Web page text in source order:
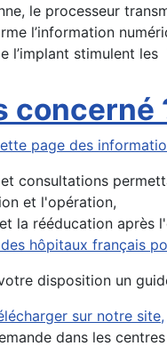
le processeur
l’information
l’implant stimulent
concerné
page des
consultations
et l'opération,
la rééducation après
hôpitaux français
disposition un
sur notre site,
dans les